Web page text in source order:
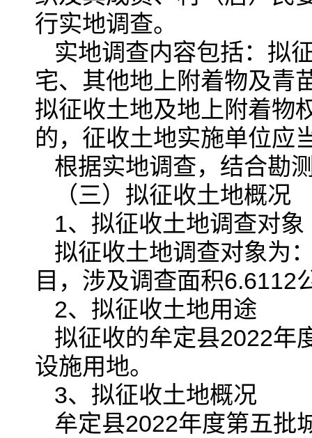
行实地调查。
实地调查内容包括：拟
宅、其他地上附着物及青
拟征收土地及地上附着物
的，征收土地实施单位应
根据实地调查，结合勘
（三）拟征收土地概况
1、拟征收土地调查对象
拟征收土地调查对象为
目，涉及调查面积6.6112
2、拟征收土地用途
拟征收的牟定县2022年
设施用地。
3、拟征收土地概况
牟定县2022年度第五批